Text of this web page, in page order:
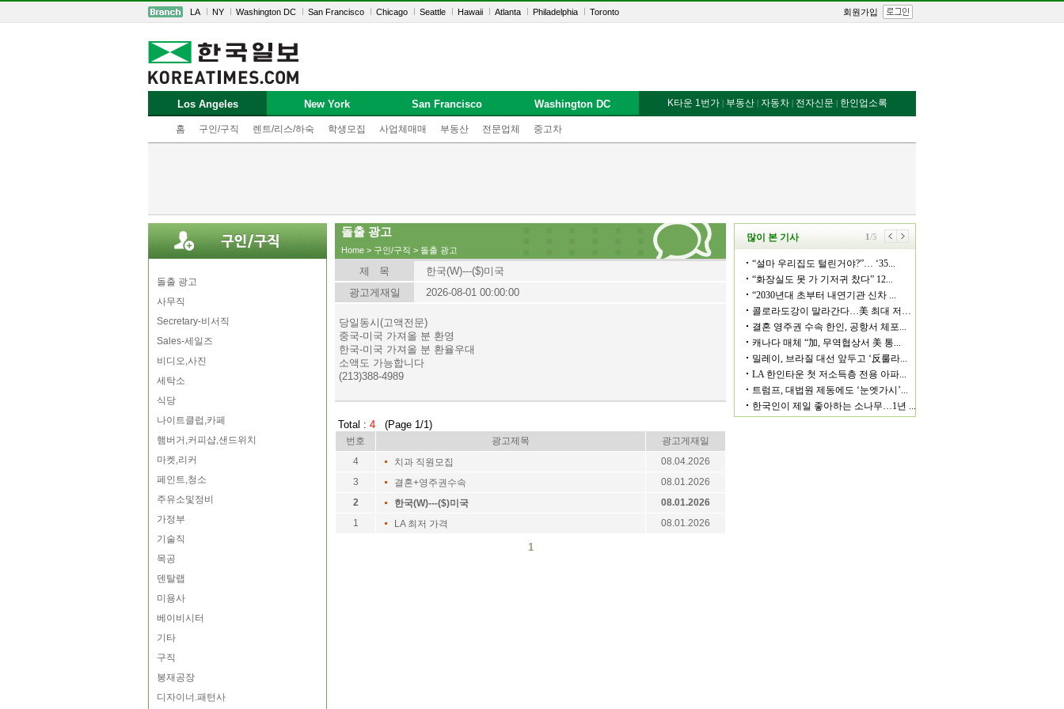
LA NY Washington DC San Francisco Chicago Seattle Hawaii Atlanta Philadelphia Toronto 회원가입
Los Angeles
홈 구인/구직 렌트/리스/하숙 학생모집 사업체매매 부동산 전문업체 중고차
New York San Francisco Washington DC K타운 1번가 | 부동산 | 자동차 | 전자신문 | 한인업소록
돌출 광고
사무직
Secretary-비서직
Sales-세일즈
비디오,사진
세탁소
식당
나이트클럽,카페
햄버거,커피샵,샌드위치
마켓,리커
페인트,청소
주유소및정비
가정부
기술직
목공
덴탈랩
미용사
베이비시터
기타
구직
봉재공장
디자이너.패턴사
돌출 광고
Home > 구인/구직 > 돌출 광고
제 목
한국(W)---($)미국
광고게재일
2026-08-01 00:00:00
당일동시(고액전문)
중국-미국 가져올 분 환영
한국-미국 가져올 분 환율우대
소액도 가능합니다
(213)388-4989
Total : 4 (Page 1/1)
번호 광고제목
광고게재일
4
치과 직원모집
08.04.2026
3
결혼+영주권수속
08.01.2026
2
한국(W)---($)미국
08.01.2026
1
LA 최저 가격 08.01.2026
1